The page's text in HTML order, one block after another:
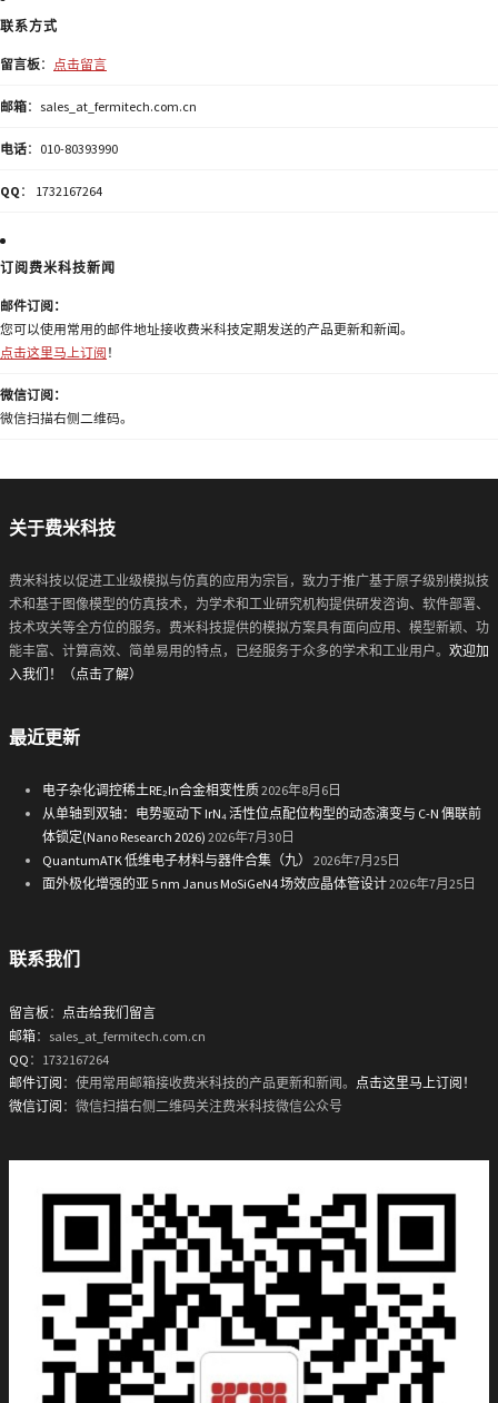
联系方式
留言板： 点击留言
邮箱：sales_at_fermitech.com.cn
电话：010-80393990
QQ ： 1732167264
订阅费米科技新闻
邮件订阅：
您可以使用常用的邮件地址接收费米科技定期发送的产品更新和新闻。
点击这里马上订阅 ！
微信订阅：
微信扫描右侧二维码。
关于费米科技
费米科技以促进工业级模拟与仿真的应用为宗旨，致力于推广基于原子级别模拟技
术和基于图像模型的仿真技术，为学术和工业研究机构提供研发咨询、软件部署、
技术攻关等全方位的服务。费米科技提供的模拟方案具有面向应用、模型新颖、功
能丰富、计算高效、简单易用的特点，已经服务于众多的学术和工业用户。 欢迎加
入我们！（点击了解）
最近更新
电子杂化调控稀土RE₂In合金相变性质2026年8月6日
从单轴到双轴：电势驱动下 IrN₄ 活性位点配位构型的动态演变与 C-N 偶联前
体锁定(Nano Research 2026) 2026年7月30日
QuantumATK 低维电子材料与器件合集（九）
2026年7月25日
面外极化增强的亚 5 nm Janus MoSiGeN4 场效应晶体管设计2026年7月25日
联系我们
留言板 ： 点击给我们留言
邮箱：sales_at_fermitech.com.cn
QQ ：1732167264
邮件订阅 ：使用常用邮箱接收费米科技的产品更新和新闻。 点击这里马上订阅！
微信订阅 ：微信扫描右侧二维码关注费米科技微信公众号